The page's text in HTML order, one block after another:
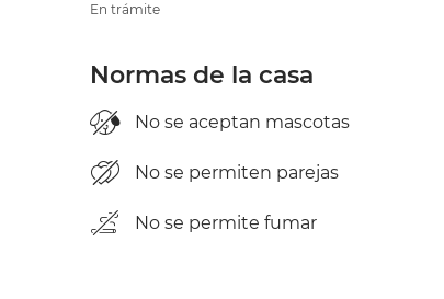
En trámite
Normas de la casa
No se aceptan mascotas
No se permiten parejas
No se permite fumar